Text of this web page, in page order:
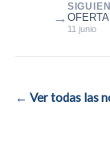
11 junio
→
← Ver todas las